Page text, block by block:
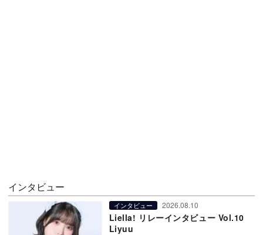
インタビュー
インタビュー 2026.08.10
Liella! リレーインタビュー Vol.10
Liyuu